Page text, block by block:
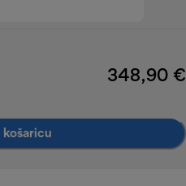
348,90 €
košaricu